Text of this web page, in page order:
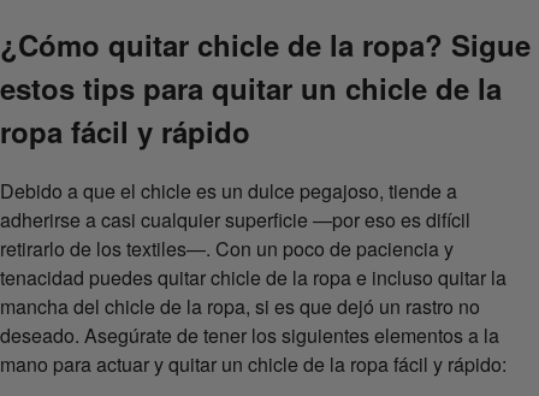
¿Cómo quitar chicle de la ropa? Sigue
estos tips para quitar un chicle de la
ropa fácil y rápido
Debido a que el chicle es un dulce pegajoso, tiende a
adherirse a casi cualquier superficie —por eso es difícil
retirarlo de los textiles—. Con un poco de paciencia y
tenacidad puedes quitar chicle de la ropa e incluso quitar la
mancha del chicle de la ropa, si es que dejó un rastro no
deseado. Asegúrate de tener los siguientes elementos a la
mano para actuar y quitar un chicle de la ropa fácil y rápido: